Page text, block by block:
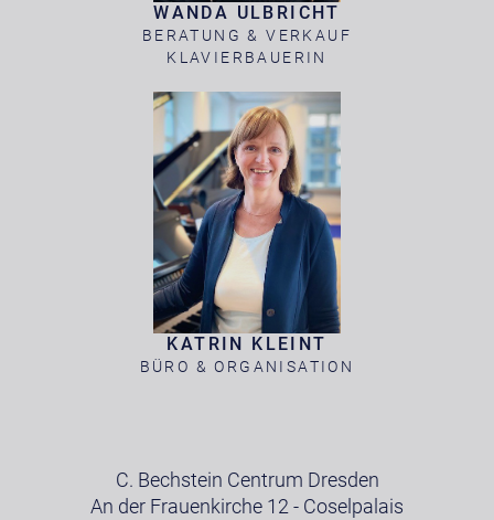
WANDA ULBRICHT
BERATUNG & VERKAUF
KLAVIERBAUERIN
KATRIN KLEINT
BÜRO & ORGANISATION
C. Bechstein Centrum Dresden
An der Frauenkirche 12 - Coselpalais